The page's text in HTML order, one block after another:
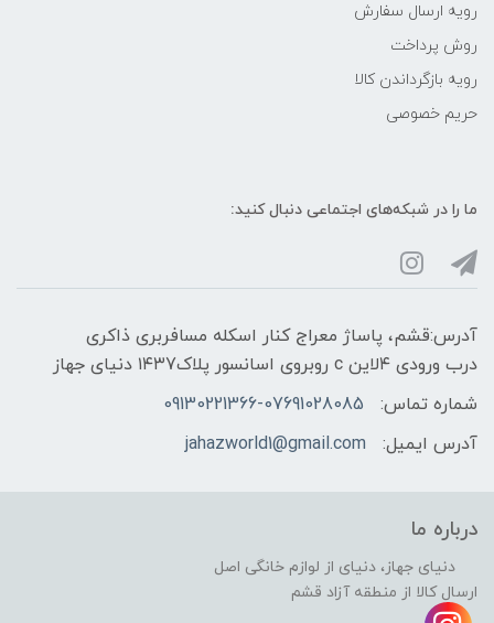
رویه ارسال سفارش
روش پرداخت
رویه‌ بازگرداندن کالا
حریم خصوصی
ما را در شبکه‌های اجتماعی دنبال کنید:
آدرس:قشم، پاساژ معراج کنار اسکله مسافربری ذاکری
درب ورودی ۴لاین c روبروی اسانسور پلاک۱۴۳7 دنیای جهاز
شماره تماس:
09130221366-07691028085
آدرس ایمیل:
jahazworld1@gmail.com
درباره ما
دنیای جهاز، دنیای از لوازم خانگی اصل
ارسال کالا از منطقه آزاد قشم